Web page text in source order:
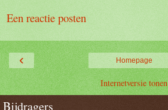
Een reactie posten
‹ Homepage
Internetversie tonen
Bijdragers